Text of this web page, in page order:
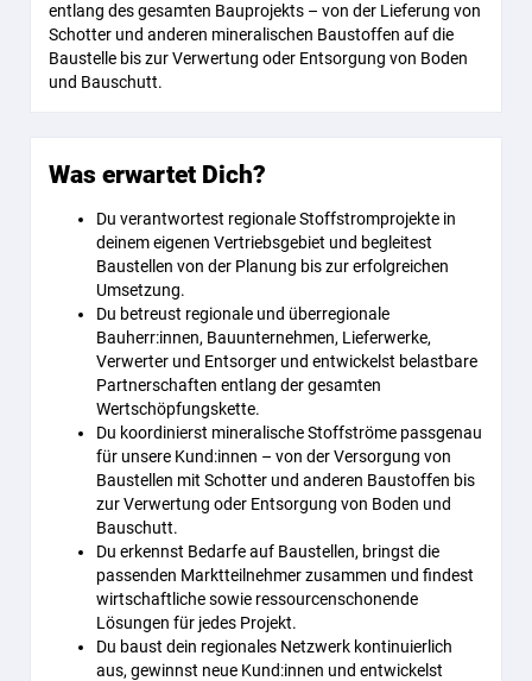
entlang des gesamten Bauprojekts – von der Lieferung von
Schotter und anderen mineralischen Baustoffen auf die
Baustelle bis zur Verwertung oder Entsorgung von Boden
und Bauschutt.
Was erwartet Dich?
Du verantwortest regionale Stoffstromprojekte in
deinem eigenen Vertriebsgebiet und begleitest
Baustellen von der Planung bis zur erfolgreichen
Umsetzung.
Du betreust regionale und überregionale
Bauherr:innen, Bauunternehmen, Lieferwerke,
Verwerter und Entsorger und entwickelst belastbare
Partnerschaften entlang der gesamten
Wertschöpfungskette.
Du koordinierst mineralische Stoffströme passgenau
für unsere Kund:innen – von der Versorgung von
Baustellen mit Schotter und anderen Baustoffen bis
zur Verwertung oder Entsorgung von Boden und
Bauschutt.
Du erkennst Bedarfe auf Baustellen, bringst die
passenden Marktteilnehmer zusammen und findest
wirtschaftliche sowie ressourcenschonende
Lösungen für jedes Projekt.
Du baust dein regionales Netzwerk kontinuierlich
aus, gewinnst neue Kund:innen und entwickelst